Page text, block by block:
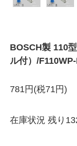
BOSCH製 110
ル付）/
781円(税71円)
在庫状況 残り